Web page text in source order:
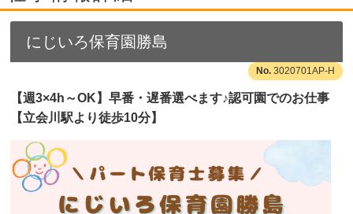
にじいろ保育園勝島
3020701AP-H
【週3×4h～OK】早番・遅番選べます♪認可園でのお仕事
【立会川駅より徒歩10分】